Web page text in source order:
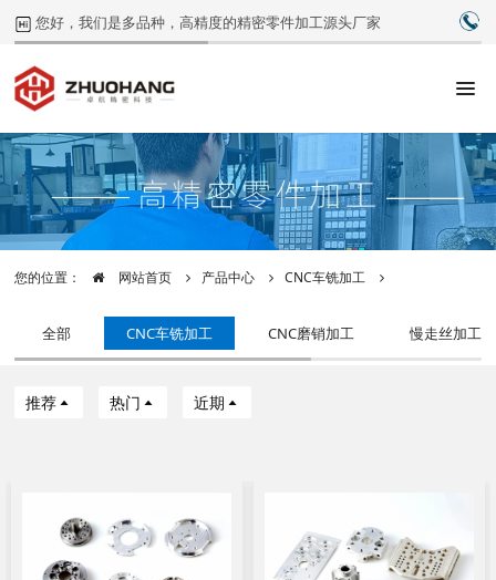
您好，我们是多品种，高精度的精密零件加工源头厂家
您的位置： 网站首页 产品中心 CNC车铣加工
全部 CNC车铣加工 CNC磨销加工 慢走丝加工
推荐 热门 近期